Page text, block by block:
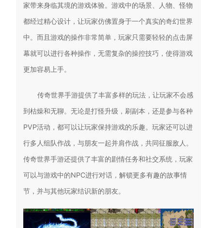
家带来身临其境的游戏体验。游戏中的场景、人物、怪物
都经过精心设计，让玩家仿佛置身于一个真实的奇幻世界
中。而且游戏的操作非常简单，玩家只需要轻轻的点击屏
幕就可以进行各种操作，无需复杂的操控技巧，使得游戏
更加容易上手。
传奇世界手游提供了丰富多样的玩法，让玩家不会感
到枯燥和无聊。无论是打怪升级，刷副本，还是参与各种
PVP活动，都可以让玩家保持游戏的乐趣。玩家还可以进
行多人组队作战，与朋友一起并肩作战，共同征服敌人。
传奇世界手游还提供了丰富的剧情任务和社交系统，玩家
可以与游戏中的NPC进行对话，解锁更多有趣的故事情
节，并与其他玩家结识新的朋友。